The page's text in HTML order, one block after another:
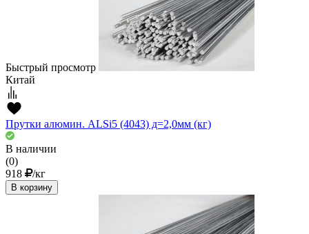
Быстрый просмотр
Китай
Прутки алюмин. ALSi5 (4043) д=2,0мм (кг)
В наличии
(0)
918
/кг
В корзину